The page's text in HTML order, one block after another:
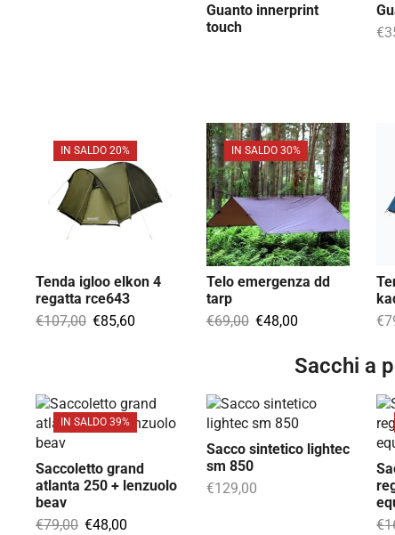
Guanto innerprint
touch
€
IN SALDO 20%
Tenda igloo elkon 4
regatta rce643
€107,00 €85,60
IN SALDO 30%
Telo emergenza dd
tarp
€69,00 €48,00
€
Sacchi a
IN SALDO 39%
Saccoletto grand
atlanta 250 + lenzuolo
beav
€79,00 €48,00
Sacco sintetico lightec
sm 850
€129,00
€